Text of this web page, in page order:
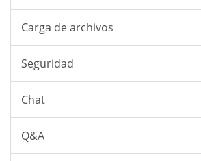
Carga de archivos
Seguridad
Chat
Q&A